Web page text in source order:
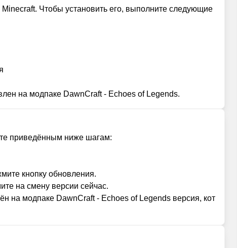
Чтобы установить его, выполните следующие
на модпаке DawnCraft - Echoes of Legends.
приведённым ниже шагам:
кнопку обновления.
на смену версии сейчас.
на модпаке DawnCraft - Echoes of Legends версия, кот